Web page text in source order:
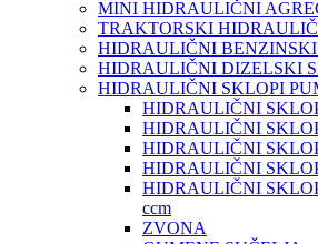
MINI HIDRAULIČNI
TRAKTORSKI
HIDRAULIČNI BENZINSKI
HIDRAULIČNI DIZELSKI
HIDRAULIČNI SKLOPI
HIDRAULIČNI
HIDRAULIČNI
HIDRAULIČNI
HIDRAULIČNI
HIDRAULIČNI
ccm
ZVONA